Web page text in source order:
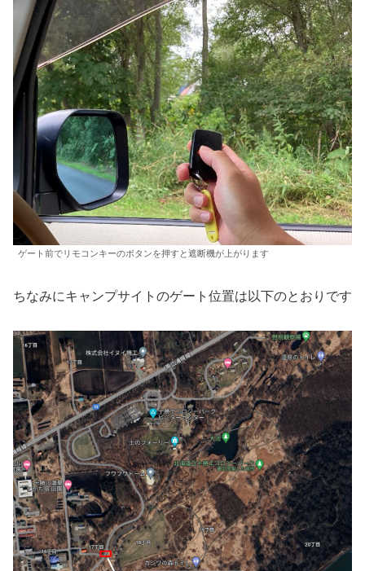
ゲート前でリモコンキーのボタンを押すと遮断機が上がります
ちなみにキャンプサイトのゲート位置は以下のとおりです